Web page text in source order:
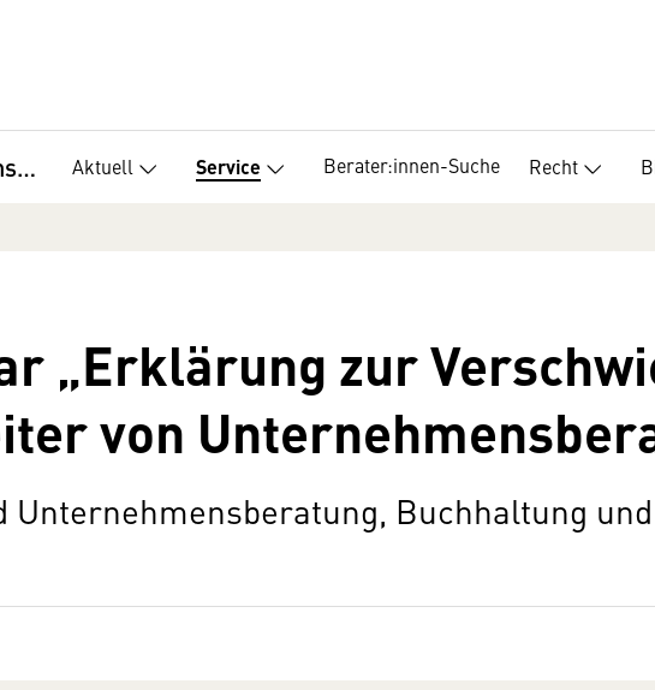
Unternehmensberatung Aktuell Service Berater:innen-Suche Recht
„Erklärung zur
von
Unternehmensberatung, Buchhaltung